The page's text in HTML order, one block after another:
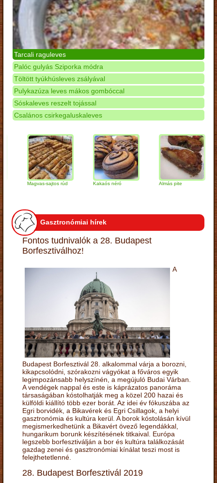
Tarcali raguleves
Palóc gulyás Sziporka módra
Töltött tyúkhúsleves zsályával
Pulykazúza leves mákos gombóccal
Sóskaleves reszelt tojással
Csalános csirkegaluskaleves
Magvas-sajtos rúd Kakaós néró Almás pite
Gasztronómiai hírek
Fontos tudnivalók a 28. Budapest
Borfesztiválhoz!
A
Budapest Borfesztivál 28. alkalommal várja a borozni,
kikapcsolódni, szórakozni vágyókat a főváros egyik
legimpozánsabb helyszínén, a megújuló Budai Várban.
A vendégek nappal és este is káprázatos panoráma
társaságában kóstolhatják meg a közel 200 hazai és
külföldi kiállító több ezer borát. Az idei év fókuszába az
Egri borvidék, a Bikavérek és Egri Csillagok, a helyi
gasztronómia és kultúra kerül. A borok kóstolásán kívül
megismerkedhetünk a Bikavért övező legendákkal,
hungarikum borunk készítésének titkaival. Európa
legszebb borfesztiválján a bor és kultúra találkozását
gazdag zenei és gasztronómiai kínálat teszi most is
felejthetetlenné.
28. Budapest Borfesztivál 2019